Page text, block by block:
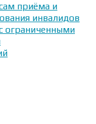
приёма и
инвалидов
ограниченными